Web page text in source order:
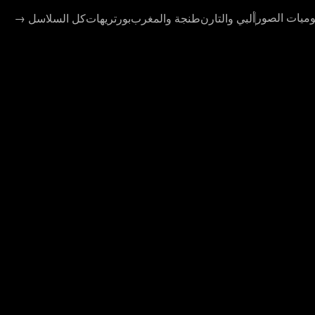
الصور ألبي والتارنطنجة والمغرببورتريهاتكل السلاسل →